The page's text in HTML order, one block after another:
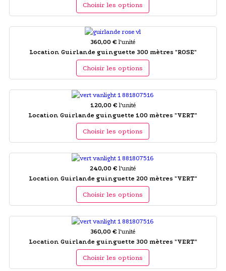
Choisir les options
360,00 € l'unité
Location Guirlande guinguette 300 mètres "ROSE"
Choisir les options
120,00 € l'unité
Location Guirlande guinguette 100 mètres "VERT"
Choisir les options
240,00 € l'unité
Location Guirlande guinguette 200 mètres "VERT"
Choisir les options
360,00 € l'unité
Location Guirlande guinguette 300 mètres "VERT"
Choisir les options